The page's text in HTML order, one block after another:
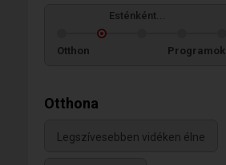
Esténként...
Otthon Programok
Otthona
Legszívesebben vidéken élne